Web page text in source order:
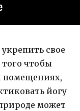
свое
того чтобы
помещениях,
йогу
может